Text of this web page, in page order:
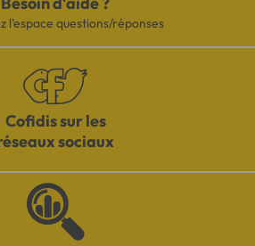
l'espace questions/réponses
Cofidis sur les
sociaux